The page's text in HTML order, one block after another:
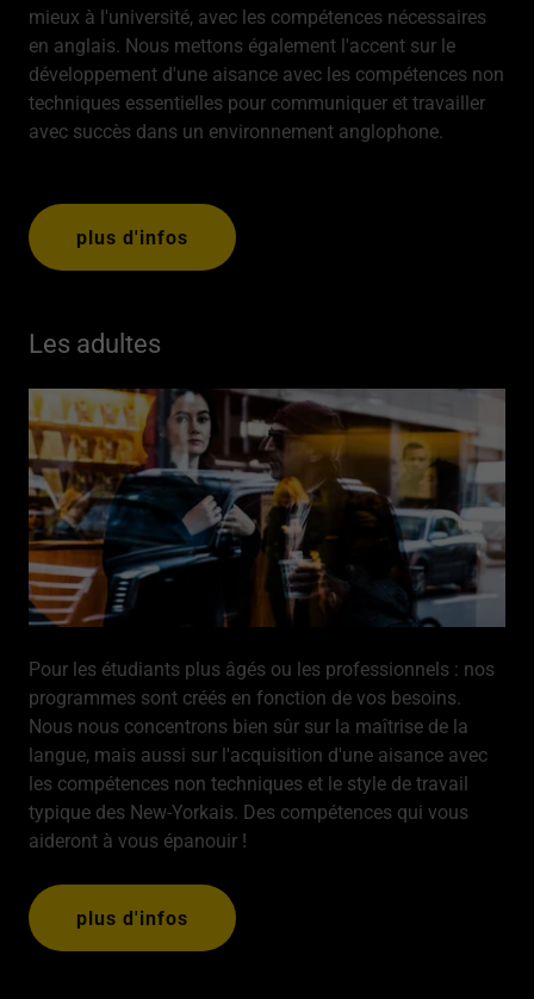
mieux à l'université, avec les compétences nécessaires
en anglais. Nous mettons également l'accent sur le
développement d'une aisance avec les compétences non
techniques essentielles pour communiquer et travailler
avec succès dans un environnement anglophone.
plus d'infos
Les adultes
Pour les étudiants plus âgés ou les professionnels : nos
programmes sont créés en fonction de vos besoins.
Nous nous concentrons bien sûr sur la maîtrise de la
langue, mais aussi sur l'acquisition d'une aisance avec
les compétences non techniques et le style de travail
typique des New-Yorkais. Des compétences qui vous
aideront à vous épanouir !
plus d'infos